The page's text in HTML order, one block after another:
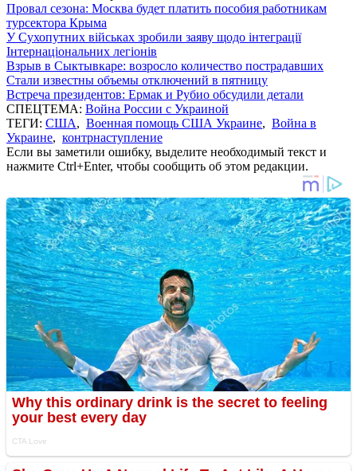
Провал сезона: Москва будет платить пособия работникам
турсектора Крыма
У Сухопутних військах зробили заяву щодо інтеграції
Інтернаціональних легіонів
Взрыв в Сыктывкаре: возросло количество пострадавших
Стали известны объемы отключений в пятницу
Встреча президентов: Ермак и Рубио обсудили детали
СПЕЦТЕМА: Война России с Украиной
ТЕГИ: США, Военная помощь США Украине, Война в
Украине, контрнаступление
Если вы заметили ошибку, выделите необходимый текст и
нажмите Ctrl+Enter, чтобы сообщить об этом редакции.